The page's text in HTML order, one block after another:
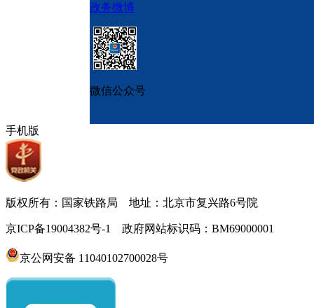
政务微博
微信公众号
手机版
版权所有：国家铁路局 地址：北京市复兴路6号院
京ICP备19004382号-1 政府网站标识码：BM69000001
京公网安备 11040102700028号